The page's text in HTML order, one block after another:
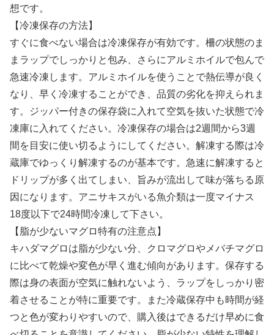
想です。
【冷凍保存の方法】
すぐに食べない場合は冷凍保存が有効です。柵の状態のま
まラップでしっかりと包み、さらにアルミホイルで包んで
急速冷凍します。アルミホイルを使うことで熱伝導が良く
なり、早く冷凍することができ、品質の劣化を抑えられま
す。ジッパー付きの保存袋に入れて空気を抜いた状態で冷
凍庫に入れてください。冷凍保存の場合は2週間から3週
間を目安に使い切るようにしてください。解凍する際は冷
蔵庫でゆっくり解凍するのが基本です。急速に解凍すると
ドリップが多く出てしまい、旨みが流出して味が落ちる原
因になります。アニサキスがいる魚介類は一度マイナス
18度以下で24時間冷凍して下さい。
【脂が少ないマグロ特有の注意点】
キハダマグロは脂が少ない分、クロマグロやメバチマグロ
に比べて乾燥や変色が早く進む傾向があります。保存する
際は身の表面が空気に触れないよう、ラップをしっかり密
着させることが特に重要です。また冷蔵保存中も時間が経
つと色が変わりやすいので、購入後はできるだけ早めに食